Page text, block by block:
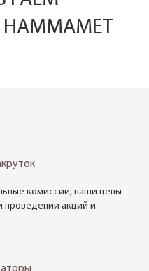
HAMMAMET
комиссии, наши цены
проведении акций и